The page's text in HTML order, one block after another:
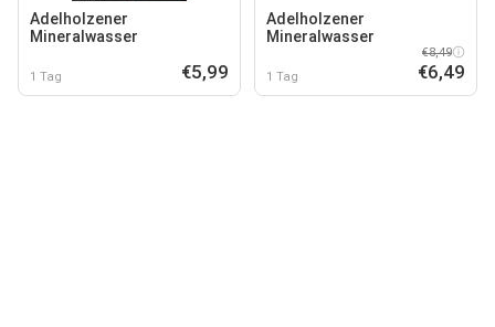
Adelholzener
Mineralwasser
1 Tag €5,99
Adelholzener
Mineralwasser
1 Tag
€8,49
€6,49